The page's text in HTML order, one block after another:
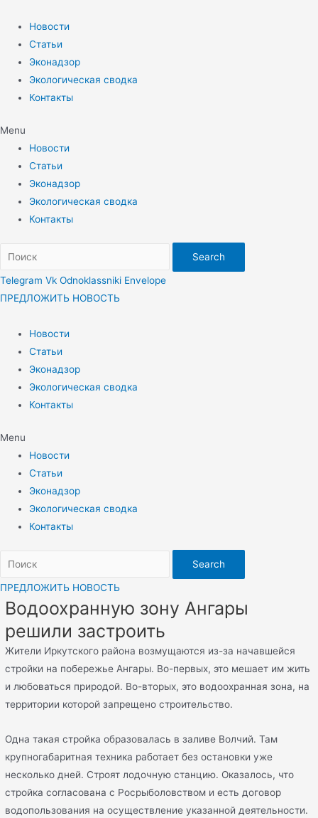
содержимому
Новости
Статьи
Эконадзор
Экологическая сводка
Контакты
Menu
Новости
Статьи
Эконадзор
Экологическая сводка
Контакты
Search
Telegram Vk Odnoklassniki Envelope
ПРЕДЛОЖИТЬ НОВОСТЬ
Новости
Статьи
Эконадзор
Экологическая сводка
Контакты
Menu
Новости
Статьи
Эконадзор
Экологическая сводка
Контакты
Search
ПРЕДЛОЖИТЬ НОВОСТЬ
Водоохранную зону Ангары
решили застроить
Жители Иркутского района возмущаются из-за начавшейся
стройки на побережье Ангары. Во-первых, это мешает им жить
и любоваться природой. Во-вторых, это водоохранная зона, на
территории которой запрещено строительство.
Одна такая стройка образовалась в заливе Волчий. Там
крупногабаритная техника работает без остановки уже
несколько дней. Строят лодочную станцию. Оказалось, что
стройка согласована с Росрыболовством и есть договор
водопользования на осуществление указанной деятельности.